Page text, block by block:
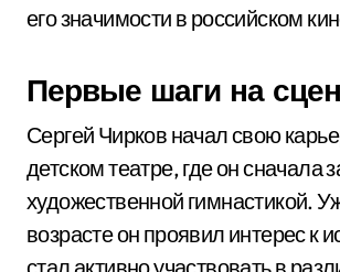
его значимости в российском
Первые шаги на
Сергей Чирков начал свою
детском театре, где он сначала
художественной гимнастикой.
возрасте он проявил интерес к